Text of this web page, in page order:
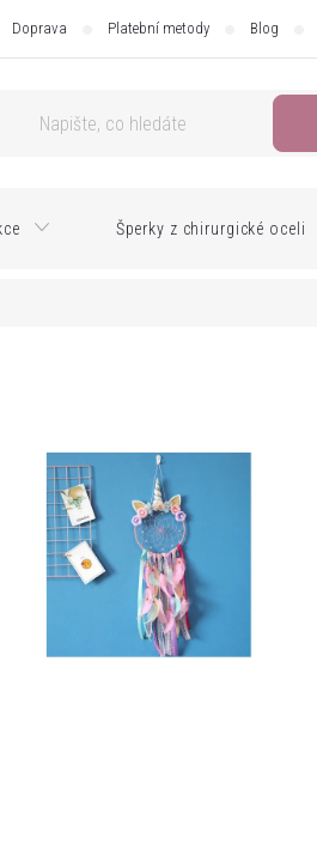
Doprava Platební metody Blog
Šperky z chirurgické oceli